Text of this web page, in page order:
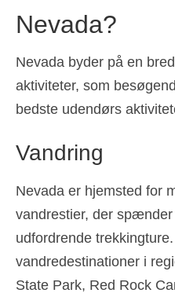
Nevada?
Nevada byder på en
aktiviteter, som
bedste udendørs
Vandring
Nevada er hjemsted for
vandrestier, der
udfordrende
vandredestinationer i
State Park, Red Rock